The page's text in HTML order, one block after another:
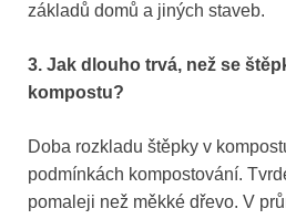
základů domů a jiných staveb.
3. Jak dlouho trvá, než se
kompostu?
Doba rozkladu štěpky v
podmínkách kompostování.
pomaleji než měkké dřevo. V